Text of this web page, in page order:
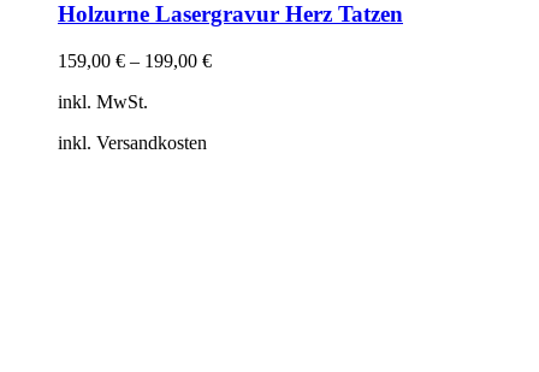
Holzurne Lasergravur Herz Tatzen
159,00 € – 199,00 €
inkl. MwSt.
inkl. Versandkosten